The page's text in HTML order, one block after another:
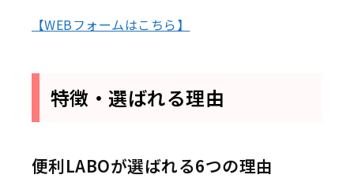
【WEBフォームはこちら】
特徴・選ばれる理由
便利LABOが選ばれる6つの理由